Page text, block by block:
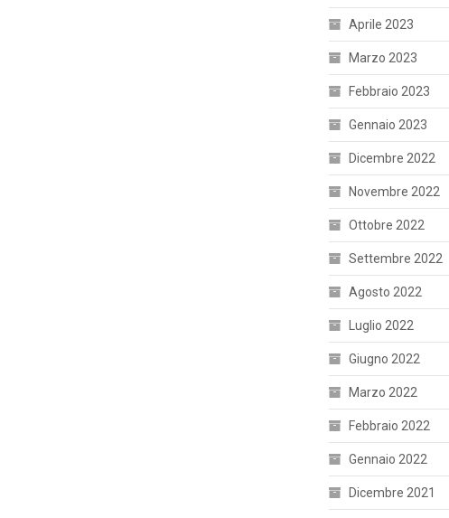
Aprile 2023
Marzo 2023
Febbraio 2023
Gennaio 2023
Dicembre 2022
Novembre 2022
Ottobre 2022
Settembre 2022
Agosto 2022
Luglio 2022
Giugno 2022
Marzo 2022
Febbraio 2022
Gennaio 2022
Dicembre 2021